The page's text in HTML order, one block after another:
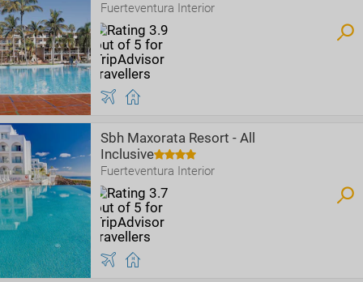
Fuerteventura Interior
Sbh Maxorata Resort - All
Inclusive
Fuerteventura Interior